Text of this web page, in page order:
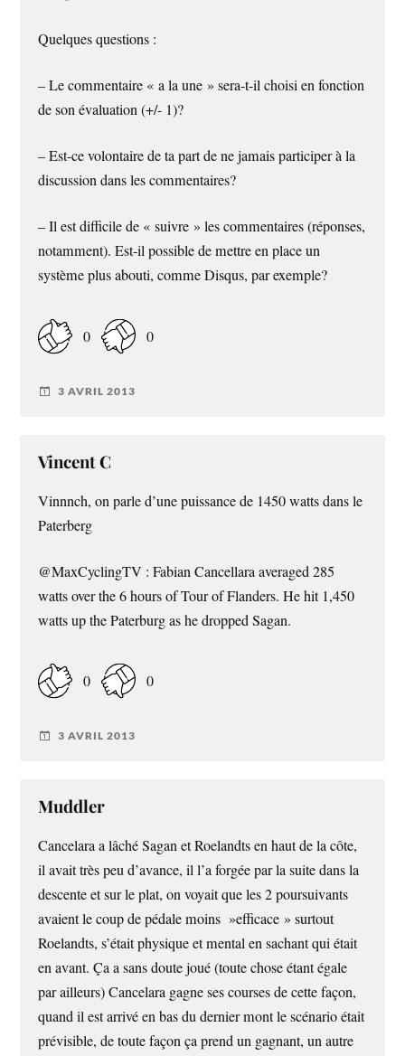
Quelques questions :
– Le commentaire « a la une » sera-t-il choisi en fonction
de son évaluation (+/- 1)?
– Est-ce volontaire de ta part de ne jamais participer à la
discussion dans les commentaires?
– Il est difficile de « suivre » les commentaires (réponses,
notamment). Est-il possible de mettre en place un
système plus abouti, comme Disqus, par exemple?
0 0
3 AVRIL 2013
Vincent C
Vinnnch, on parle d’une puissance de 1450 watts dans le
Paterberg
@MaxCyclingTV : Fabian Cancellara averaged 285
watts over the 6 hours of Tour of Flanders. He hit 1,450
watts up the Paterburg as he dropped Sagan.
0 0
3 AVRIL 2013
Muddler
Cancelara a lâché Sagan et Roelandts en haut de la côte,
il avait très peu d’avance, il l’a forgée par la suite dans la
descente et sur le plat, on voyait que les 2 poursuivants
avaient le coup de pédale moins »efficace » surtout
Roelandts, s’était physique et mental en sachant qui était
en avant. Ça a sans doute joué (toute chose étant égale
par ailleurs) Cancelara gagne ses courses de cette façon,
quand il est arrivé en bas du dernier mont le scénario était
prévisible, de toute façon ça prend un gagnant, un autre